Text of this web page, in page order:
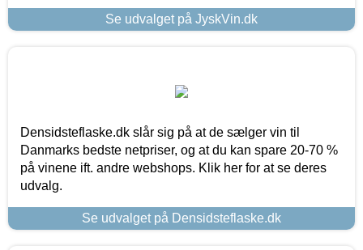
Se udvalget på JyskVin.dk
Densidsteflaske.dk slår sig på at de sælger vin til
Danmarks bedste netpriser, og at du kan spare 20-70 %
på vinene ift. andre webshops. Klik her for at se deres
udvalg.
Se udvalget på Densidsteflaske.dk